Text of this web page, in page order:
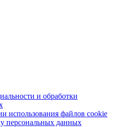
и обработки
использования файлов cookie
персональных данных